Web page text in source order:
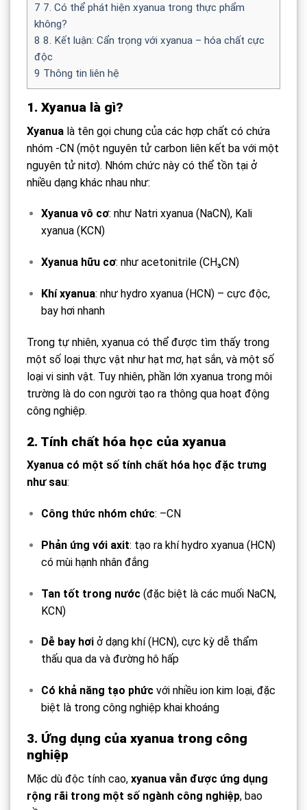
7 7. Có thể phát hiện xyanua trong thực phẩm
không?
8 8. Kết luận: Cẩn trọng với xyanua – hóa chất cực
độc
9 Thông tin liên hệ
1. Xyanua là gì?
Xyanua là tên gọi chung của các hợp chất có chứa
nhóm -CN (một nguyên tử carbon liên kết ba với một
nguyên tử nitơ). Nhóm chức này có thể tồn tại ở
nhiều dạng khác nhau như:
Xyanua vô cơ: như Natri xyanua (NaCN), Kali
xyanua (KCN)
Xyanua hữu cơ: như acetonitrile (CH₃CN)
Khí xyanua: như hydro xyanua (HCN) – cực độc,
bay hơi nhanh
Trong tự nhiên, xyanua có thể được tìm thấy trong
một số loại thực vật như hạt mơ, hạt sắn, và một số
loại vi sinh vật. Tuy nhiên, phần lớn xyanua trong môi
trường là do con người tạo ra thông qua hoạt động
công nghiệp.
2. Tính chất hóa học của xyanua
Xyanua có một số tính chất hóa học đặc trưng
như sau:
Công thức nhóm chức: –CN
Phản ứng với axit: tạo ra khí hydro xyanua (HCN)
có mùi hạnh nhân đắng
Tan tốt trong nước(đặc biệt là các muối NaCN,
KCN)
Dễ bay hơiở dạng khí (HCN), cực kỳ dễ thẩm
thấu qua da và đường hô hấp
Có khả năng tạo phứcvới nhiều ion kim loại, đặc
biệt là trong công nghiệp khai khoáng
3. Ứng dụng của xyanua trong công
nghiệp
Mặc dù độc tính cao, xyanua vẫn được ứng dụng
rộng rãi trong một số ngành công nghiệp, bao